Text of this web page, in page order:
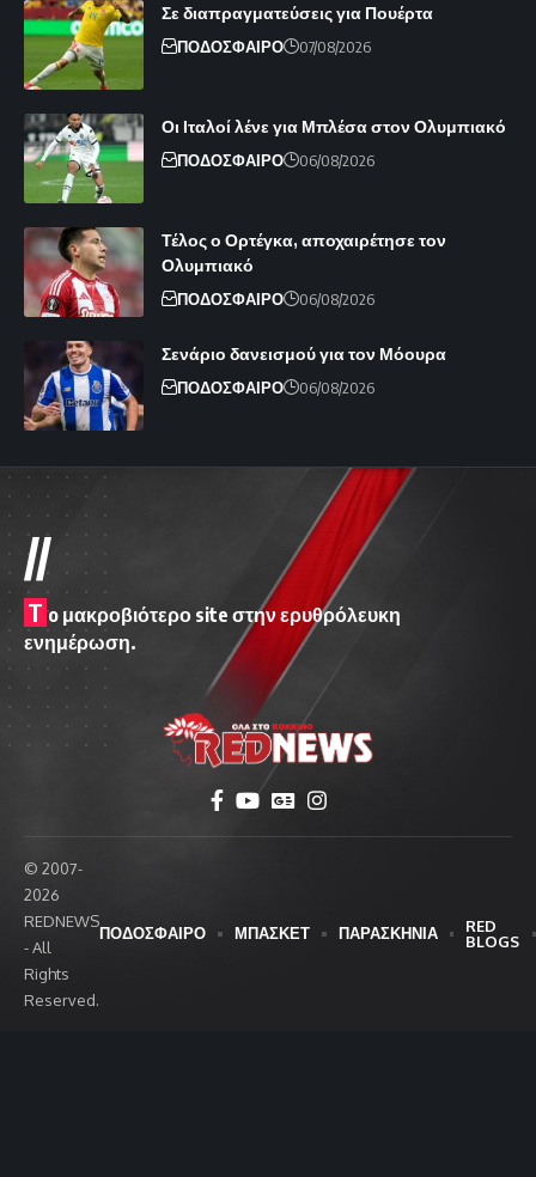
Σε διαπραγματεύσεις για Πουέρτα
ΠΟΔΟΣΦΑΙΡΟ 07/08/2026
Οι Ιταλοί λένε για Μπλέσα στον Ολυμπιακό
ΠΟΔΟΣΦΑΙΡΟ 06/08/2026
Τέλος ο Ορτέγκα, αποχαιρέτησε τον
Ολυμπιακό
ΠΟΔΟΣΦΑΙΡΟ 06/08/2026
Σενάριο δανεισμού για τον Μόουρα
ΠΟΔΟΣΦΑΙΡΟ 06/08/2026
//
T o μακροβιότερο site στην ερυθρόλευκη
ενημέρωση.
© 2007-
2026
REDNEWS
- All
Rights
Reserved.
ΠΟΔΟΣΦΑΙΡΟ ΜΠΑΣΚΕΤ ΠΑΡΑΣΚΗΝΙΑ
RED
BLOGS